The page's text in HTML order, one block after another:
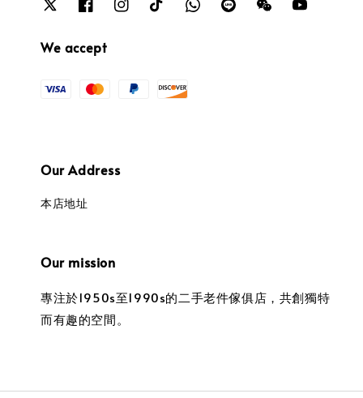
We accept
Our Address
本店地址
Our mission
專注於1950s至1990s的二手老件傢俱店，共創獨特
而有趣的空間。